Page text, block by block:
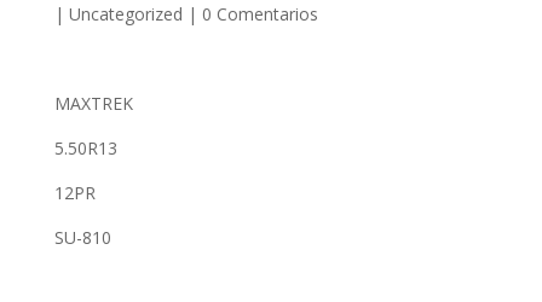
| Uncategorized | 0 Comentarios
MAXTREK
5.50R13
12PR
SU-810